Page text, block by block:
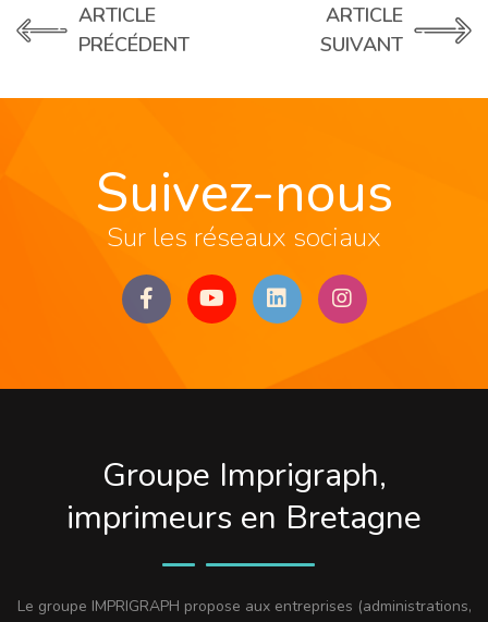
ARTICLE
PRÉCÉDENT
ARTICLE
SUIVANT
Suivez-nous
Sur les réseaux sociaux
Groupe Imprigraph,
imprimeurs en Bretagne
Le groupe IMPRIGRAPH propose aux entreprises (administrations,